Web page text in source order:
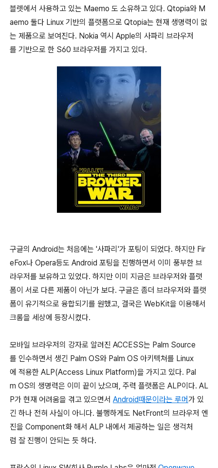
블렛에서 사용하고 있는 Maemo 도 소유하고 있다. Qtopia와 M
aemo 둘다 Linux 기반의 플랫폼으로 Qtopia는 현재 생명력이 없
는 제품으로 보여진다. Nokia 역시 Apple의 사파리 브라우저
를 기반으로 한 S60 브라우저를 가지고 있다.
구글의 Android는 처음에는 '사파리'가 포팅이 되었다. 하지만 Fir
eFox나 Opera등도 Android 포팅을 진행하면서 이미 풍부한 브
라우저를 보유하고 있었다. 하지만 이미 지금은 브라우저와 플랫
폼이 서로 다른 제품이 아닌가 보다. 구글은 좀더 브라우저와 플랫
폼이 유기적으로 융합되기를 원했고, 결국은 WebKit을 이용해서
크롬을 세상에 등장시켰다.
모바일 브라우저의 강자로 알려진 ACCESS는 Palm Source
를 인수하면서 생긴 Palm OS와 Palm OS 아키텍쳐를 Linux
에 적용한 ALP(Access Linux Platform)을 가지고 있다. Pal
m OS의 생명력은 이미 끝이 났으며, 주력 플랫폼은 ALP이다. AL
P가 현재 어려움을 겪고 있으면서 Android때문이라는 루머가 있
긴 하나 전혀 사실이 아니다. 불행하게도 NetFront의 브라우저 엔
진을 Component화 해서 ALP 내에서 제공하는 일은 생걱처
럼 잘 진행이 안되는 듯 하다.